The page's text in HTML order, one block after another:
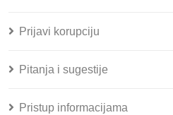
Prijavi korupciju
Pitanja i sugestije
Pristup informacijama